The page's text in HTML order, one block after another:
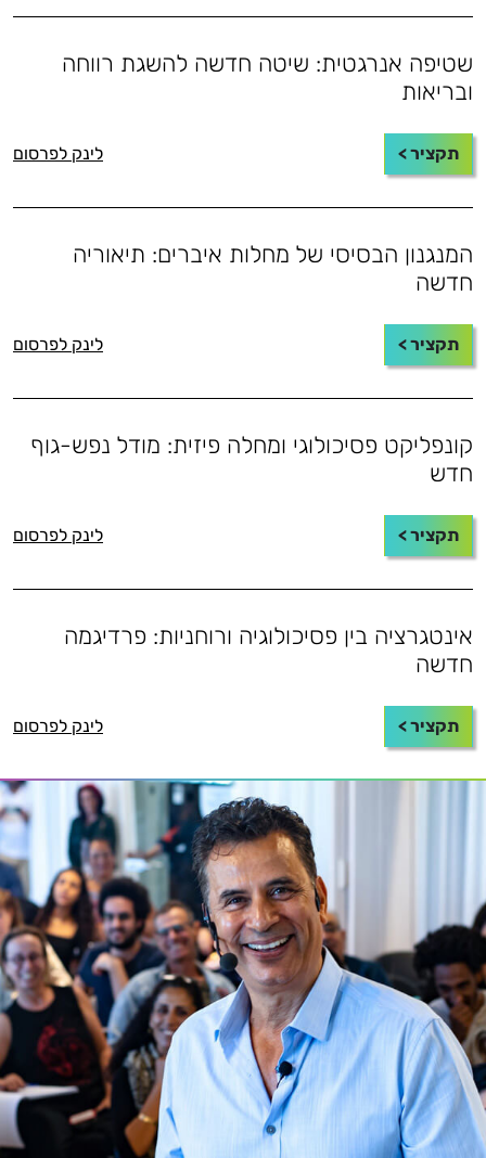
שטיפה אנרגטית: שיטה חדשה להשגת רווחה
ובריאות
תקציר > לינק לפרסום
המנגנון הבסיסי של מחלות איברים: תיאוריה
חדשה
תקציר > לינק לפרסום
קונפליקט פסיכולוגי ומחלה פיזית: מודל נפש-גוף
חדש
תקציר > לינק לפרסום
אינטגרציה בין פסיכולוגיה ורוחניות: פרדיגמה
חדשה
תקציר > לינק לפרסום